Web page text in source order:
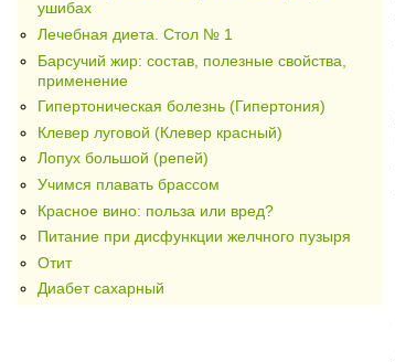
ушибах
Лечебная диета. Стол № 1
Барсучий жир: состав, полезные свойства,
применение
Гипертоническая болезнь (Гипертония)
Клевер луговой (Клевер красный)
Лопух большой (репей)
Учимся плавать брассом
Красное вино: польза или вред?
Питание при дисфункции желчного пузыря
Отит
Диабет сахарный